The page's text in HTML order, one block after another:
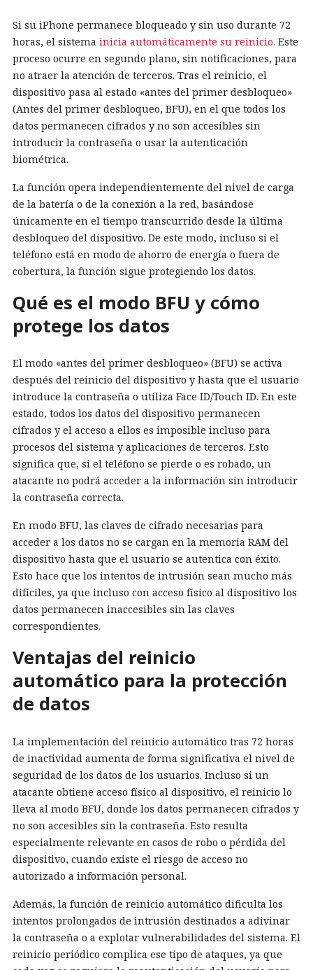
Si su iPhone permanece bloqueado y sin uso durante 72
horas, el sistema inicia automáticamente su reinicio. Este
proceso ocurre en segundo plano, sin notificaciones, para
no atraer la atención de terceros. Tras el reinicio, el
dispositivo pasa al estado «antes del primer desbloqueo»
(Antes del primer desbloqueo, BFU), en el que todos los
datos permanecen cifrados y no son accesibles sin
introducir la contraseña o usar la autenticación
biométrica.
La función opera independientemente del nivel de carga
de la batería o de la conexión a la red, basándose
únicamente en el tiempo transcurrido desde la última
desbloqueo del dispositivo. De este modo, incluso si el
teléfono está en modo de ahorro de energía o fuera de
cobertura, la función sigue protegiendo los datos.
Qué es el modo BFU y cómo
protege los datos
El modo «antes del primer desbloqueo» (BFU) se activa
después del reinicio del dispositivo y hasta que el usuario
introduce la contraseña o utiliza Face ID/Touch ID. En este
estado, todos los datos del dispositivo permanecen
cifrados y el acceso a ellos es imposible incluso para
procesos del sistema y aplicaciones de terceros. Esto
significa que, si el teléfono se pierde o es robado, un
atacante no podrá acceder a la información sin introducir
la contraseña correcta.
En modo BFU, las claves de cifrado necesarias para
acceder a los datos no se cargan en la memoria RAM del
dispositivo hasta que el usuario se autentica con éxito.
Esto hace que los intentos de intrusión sean mucho más
difíciles, ya que incluso con acceso físico al dispositivo los
datos permanecen inaccesibles sin las claves
correspondientes.
Ventajas del reinicio
automático para la protección
de datos
La implementación del reinicio automático tras 72 horas
de inactividad aumenta de forma significativa el nivel de
seguridad de los datos de los usuarios. Incluso si un
atacante obtiene acceso físico al dispositivo, el reinicio lo
lleva al modo BFU, donde los datos permanecen cifrados y
no son accesibles sin la contraseña. Esto resulta
especialmente relevante en casos de robo o pérdida del
dispositivo, cuando existe el riesgo de acceso no
autorizado a información personal.
Además, la función de reinicio automático dificulta los
intentos prolongados de intrusión destinados a adivinar
la contraseña o a explotar vulnerabilidades del sistema. El
reinicio periódico complica ese tipo de ataques, ya que